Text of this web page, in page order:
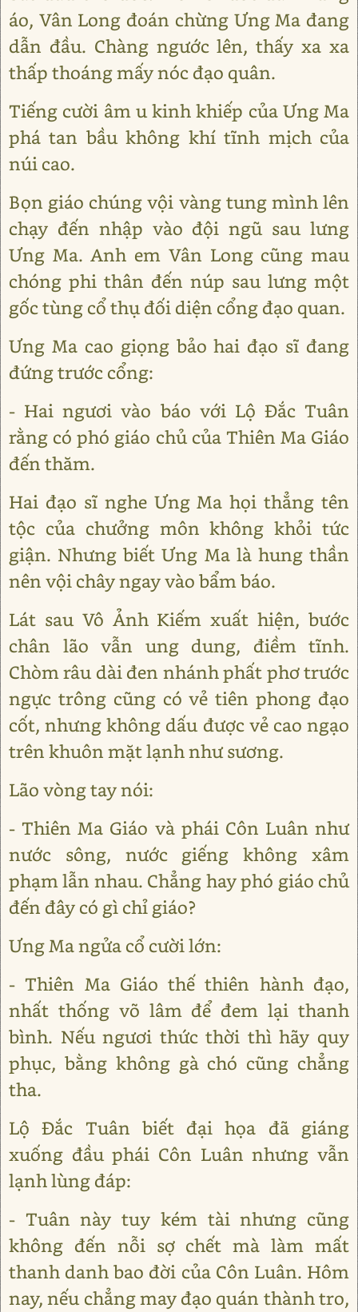
áo, Vân Long đoán chừng Ưng Ma đang
dẫn đầu. Chàng ngước lên, thấy xa xa
thấp thoáng mấy nóc đạo quân.
Tiếng cười âm u kinh khiếp của Ưng Ma
phá tan bầu không khí tĩnh mịch của
núi cao.
Bọn giáo chúng vội vàng tung mình lên
chạy đến nhập vào đội ngũ sau lưng
Ưng Ma. Anh em Vân Long cũng mau
chóng phi thân đến núp sau lưng một
gốc tùng cổ thụ đối diện cổng đạo quan.
Ưng Ma cao giọng bảo hai đạo sĩ đang
đứng trước cổng:
- Hai ngươi vào báo với Lộ Đắc Tuân
rằng có phó giáo chủ của Thiên Ma Giáo
đến thăm.
Hai đạo sĩ nghe Ưng Ma họi thẳng tên
tộc của chưởng môn không khỏi tức
giận. Nhưng biết Ưng Ma là hung thần
nên vội chây ngay vào bẩm báo.
Lát sau Vô Ảnh Kiếm xuất hiện, bước
chân lão vẫn ung dung, điềm tĩnh.
Chòm râu dài đen nhánh phất phơ trước
ngực trông cũng có vẻ tiên phong đạo
cốt, nhưng không dấu được vẻ cao ngạo
trên khuôn mặt lạnh như sương.
Lão vòng tay nói:
- Thiên Ma Giáo và phái Côn Luân như
nước sông, nước giếng không xâm
phạm lẫn nhau. Chẳng hay phó giáo chủ
đến đây có gì chỉ giáo?
Ưng Ma ngửa cổ cười lớn:
- Thiên Ma Giáo thế thiên hành đạo,
nhất thống võ lâm để đem lại thanh
bình. Nếu ngươi thức thời thì hãy quy
phục, bằng không gà chó cũng chẳng
tha.
Lộ Đắc Tuân biết đại họa đã giáng
xuống đầu phái Côn Luân nhưng vẫn
lạnh lùng đáp:
- Tuân này tuy kém tài nhưng cũng
không đến nỗi sợ chết mà làm mất
thanh danh bao đời của Côn Luân. Hôm
nay, nếu chẳng may đạo quán thành tro,